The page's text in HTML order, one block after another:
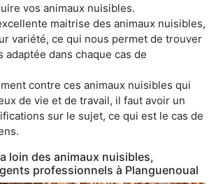
vos animaux nuisibles.
maitrise des animaux nuisibles,
variété, ce qui nous permet de trouver
adaptée dans chaque cas de
contre ces animaux nuisibles qui
de vie et de travail, il faut avoir un
sur le sujet, ce qui est le cas de
loin des animaux nuisibles,
professionnels à Planguenoual